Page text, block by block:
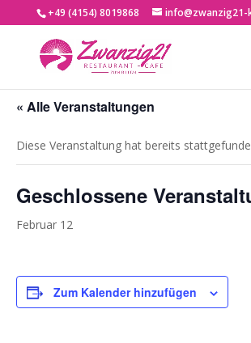
+49 (4154) 8019868 info@zwanzig21-
« Alle Veranstaltungen
Diese Veranstaltung hat bereits
Geschlossene
Februar 12
Zum Kalender hinzufügen